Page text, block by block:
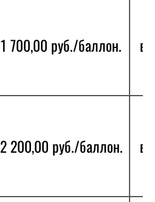
1 700,00 руб./баллон. в
2 200,00 руб./баллон. в